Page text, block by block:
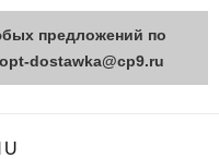
предложений по
dostawka@cp9.ru